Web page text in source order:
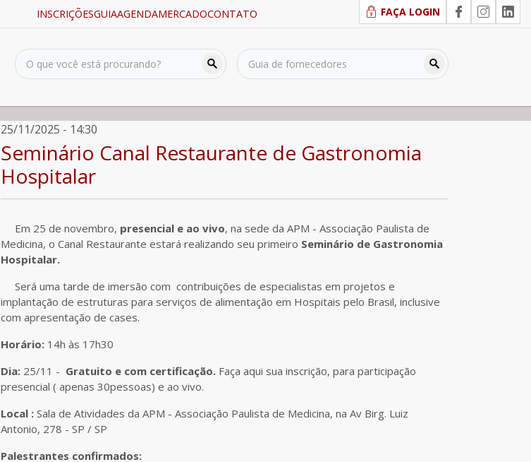
INSCRIÇÕESGUIAAGENDAMERCADOCONTATO FAÇA LOGIN
25/11/2025 - 14:30
Seminário Canal Restaurante de Gastronomia
Hospitalar
Em 25 de novembro, presencial e ao vivo, na sede da APM - Associação Paulista de
Medicina, o Canal Restaurante estará realizando seu primeiro Seminário de Gastronomia
Hospitalar.
Será uma tarde de imersão com contribuições de especialistas em projetos e
implantação de estruturas para serviços de alimentação em Hospitais pelo Brasil, inclusive
com apresentação de cases.
Horário: 14h às 17h30
Dia: 25/11 - Gratuito e com certificação. Faça aqui sua inscrição, para participação
presencial ( apenas 30pessoas) e ao vivo.
Local : Sala de Atividades da APM - Associação Paulista de Medicina, na Av Birg. Luiz
Antonio, 278 - SP / SP
Palestrantes confirmados: